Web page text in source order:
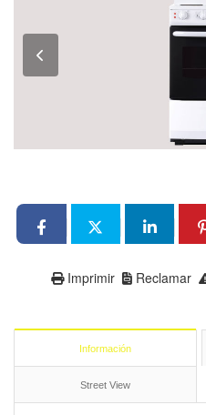
Reclamar
Imprimir
Información
Street View